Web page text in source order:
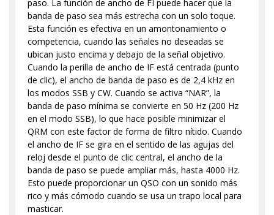
paso. La función de ancho de FI puede hacer que la
banda de paso sea más estrecha con un solo toque.
Esta función es efectiva en un amontonamiento o
competencia, cuando las señales no deseadas se
ubican justo encima y debajo de la señal objetivo.
Cuando la perilla de ancho de IF está centrada (punto
de clic), el ancho de banda de paso es de 2,4 kHz en
los modos SSB y CW. Cuando se activa “NAR”, la
banda de paso mínima se convierte en 50 Hz (200 Hz
en el modo SSB), lo que hace posible minimizar el
QRM con este factor de forma de filtro nítido. Cuando
el ancho de IF se gira en el sentido de las agujas del
reloj desde el punto de clic central, el ancho de la
banda de paso se puede ampliar más, hasta 4000 Hz.
Esto puede proporcionar un QSO con un sonido más
rico y más cómodo cuando se usa un trapo local para
masticar.